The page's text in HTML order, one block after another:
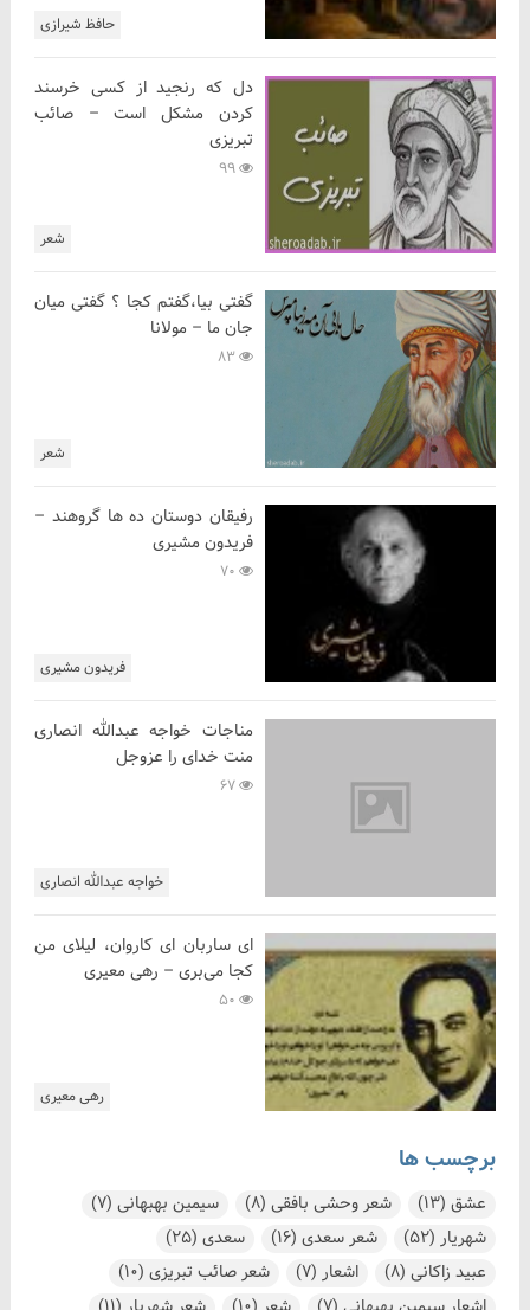
حافظ شیرازی
شعر
دل که رنجید از کسی خرسند
کردن مشکل است – صائب
تبریزی
شعر
گفتی بیا،گفتم کجا ؟ گفتی میان
جان ما – مولانا
فریدون مشیری
رفیقان دوستان ده ها گروهند –
فریدون مشیری
خواجه عبدالله انصاری
مناجات خواجه عبدالله انصاری
منت خدای را عزوجل
رهی معیری
ای ساربان ای کاروان، لیلای من
کجا می‌بری – رهی معیری
برچسب ها
عشق(13) شعر وحشی بافقی(8) سیمین بهبهانی(7)
شهریار (52) شعر سعدی(16) سعدی(25)
عبید زاکانی(8) اشعار (7) شعر صائب تبریزی(10)